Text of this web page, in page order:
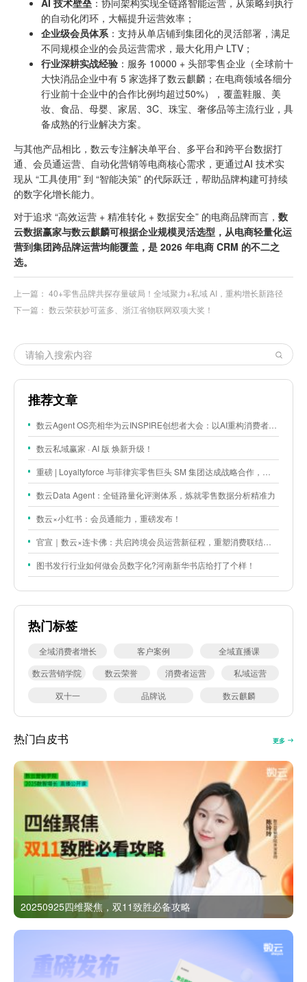
的自动化闭环，大幅提升运营效率；
企业级会员体系 ：支持从单店铺到集团化的灵活部署，满足
不同规模企业的会员运营需求，最大化用户 LTV；
行业深耕实战经验 ：服务 10000 + 头部零售企业（全球前十
大快消品企业中有 5 家选择了数云麒麟；在电商领域各细分
行业前十企业中的合作比例均超过50%），覆盖鞋服、美
妆、食品、母婴、家居、3C、珠宝、奢侈品等主流行业，具
备成熟的行业解决方案。
与其他产品相比，数云专注解决单平台、多平台和跨平台数据打
通、会员通运营、自动化营销等电商核心需求，更通过AI 技术实
现从 “工具使用” 到 “智能决策” 的代际跃迁，帮助品牌构建可持续
的数字化增长能力。
对于追求 “高效运营 + 精准转化 + 数据安全” 的电商品牌而言， 数
云数据赢家与数云麒麟可根据企业规模灵活选型，从电商轻量化运
营到集团跨品牌运营均能覆盖，是 2026 年电商 CRM 的不二之
选。
上一篇： 40+零售品牌共探存量破局！全域聚力+私域 AI，重构增长新路径
下一篇： 数云荣获妙可蓝多、浙江省物联网双项大奖！
推荐文章
数云Agent OS亮相华为云INSPIRE创想者大会：以AI重构消费者运营与零售营销新范式
数云私域赢家 · AI 版 焕新升级！
重磅 | Loyaltyforce 与菲律宾零售巨头 SM 集团达成战略合作，携手开启 SMAC 会员数智化运营新征程
数云Data Agent：全链路量化评测体系，炼就零售数据分析精准力
数云×小红书：会员通能力，重磅发布！
官宣｜数云×连卡佛：共启跨境会员运营新征程，重塑消费联结新体验
图书发行行业如何做会员数字化?河南新华书店给打了个样！
热门标签
全域消费者增长 客户案例
全域直播课
数云营销学院
数云荣誉 消费者运营
私域运营
双十一
品牌说 数云麒麟
热门白皮书 更多
20250925四维聚焦，双11致胜必备攻略